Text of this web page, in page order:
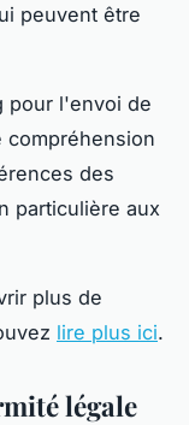
peuvent être
pour l'envoi de
compréhension
des
particulière aux
plus de
lire plus ici.
légale